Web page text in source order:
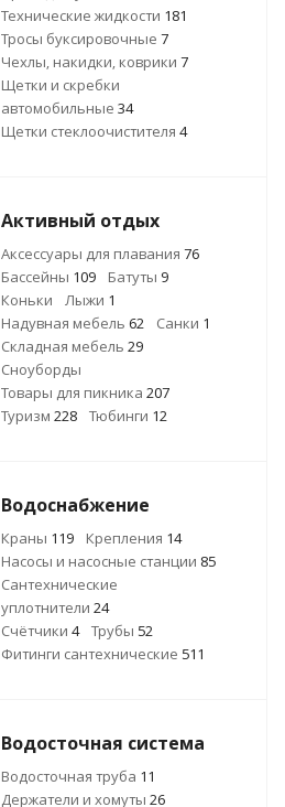
Технические жидкости 181
Тросы буксировочные 7
Чехлы, накидки, коврики 7
Щетки и скребки
автомобильные 34
Щетки стеклоочистителя 4
Активный отдых
Аксессуары для плавания 76
Бассейны 109 Батуты 9
Коньки
Лыжи 1
Надувная мебель 62 Санки 1
Складная мебель 29
Сноуборды
Товары для пикника 207
Туризм 228 Тюбинги 12
Водоснабжение
Краны 119 Крепления 14
Насосы и насосные станции 85
Сантехнические
уплотнители 24
Счётчики 4 Трубы 52
Фитинги сантехнические 511
Водосточная система
Водосточная труба 11
Держатели и хомуты 26